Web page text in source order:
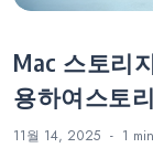
Mac 스토리
용하여스토
11월 14, 2025 1 min